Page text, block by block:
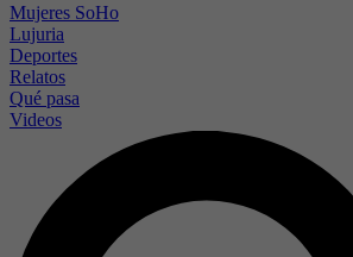
Mujeres SoHo
Lujuria
Deportes
Relatos
Qué pasa
Videos